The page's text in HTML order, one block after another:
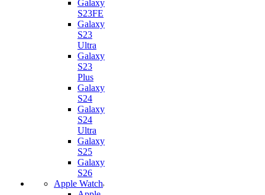
Galaxy
S23FE
Galaxy
S23
Ultra
Galaxy
S23
Plus
Galaxy
S24
Galaxy
S24
Ultra
Galaxy
S25
Galaxy
S26
Apple Watch